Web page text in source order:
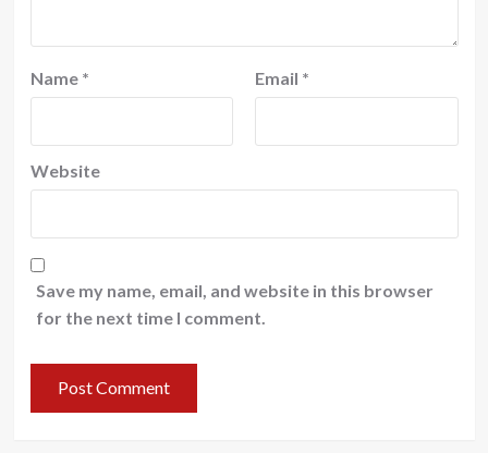
Name * Email *
Website
Save my name, email, and website in this browser
for the next time I comment.